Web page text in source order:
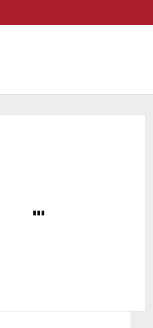
nieuwsartikelen